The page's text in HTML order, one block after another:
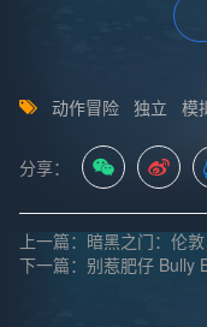
动作冒险 独立 模
分享：
下一篇：别惹肥仔 Bully